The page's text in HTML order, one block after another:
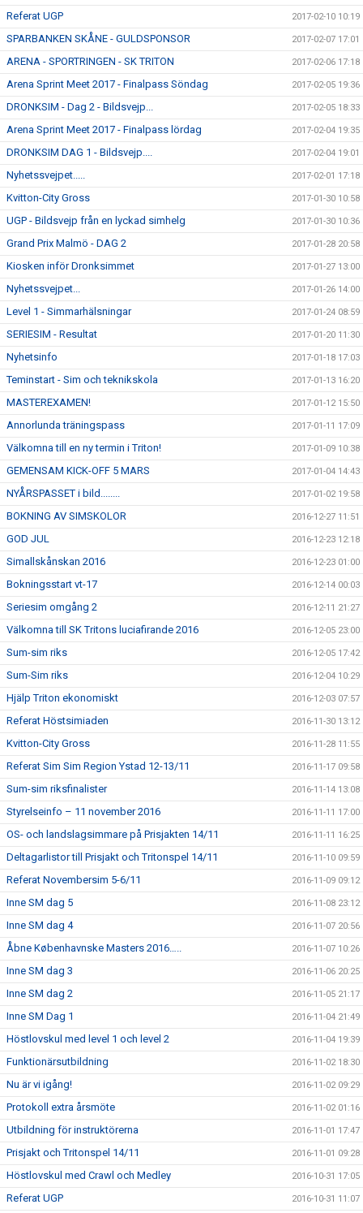
Referat UGP 2017-02-10 10:19
SPARBANKEN SKÅNE - GULDSPONSOR 2017-02-07 17:01
ARENA - SPORTRINGEN - SK TRITON 2017-02-06 17:18
Arena Sprint Meet 2017 - Finalpass Söndag 2017-02-05 19:36
DRONKSIM - Dag 2 - Bildsvejp... 2017-02-05 18:33
Arena Sprint Meet 2017 - Finalpass lördag 2017-02-04 19:35
DRONKSIM DAG 1 - Bildsvejp.... 2017-02-04 19:01
Nyhetssvejpet..... 2017-02-01 17:18
Kvitton-City Gross 2017-01-30 10:58
UGP - Bildsvejp från en lyckad simhelg 2017-01-30 10:36
Grand Prix Malmö - DAG 2 2017-01-28 20:58
Kiosken inför Dronksimmet 2017-01-27 13:00
Nyhetssvejpet... 2017-01-26 14:00
Level 1 - Simmarhälsningar 2017-01-24 08:59
SERIESIM - Resultat 2017-01-20 11:30
Nyhetsinfo 2017-01-18 17:03
Teminstart - Sim och teknikskola 2017-01-13 16:20
MASTEREXAMEN! 2017-01-12 15:50
Annorlunda träningspass 2017-01-11 17:09
Välkomna till en ny termin i Triton! 2017-01-09 10:38
GEMENSAM KICK-OFF 5 MARS 2017-01-04 14:43
NYÅRSPASSET i bild........ 2017-01-02 19:58
BOKNING AV SIMSKOLOR 2016-12-27 11:51
GOD JUL 2016-12-23 12:18
Simallskånskan 2016 2016-12-23 01:00
Bokningsstart vt-17 2016-12-14 00:03
Seriesim omgång 2 2016-12-11 21:27
Välkomna till SK Tritons luciafirande 2016 2016-12-05 23:00
Sum-sim riks 2016-12-05 17:42
Sum-Sim riks 2016-12-04 10:29
Hjälp Triton ekonomiskt 2016-12-03 07:57
Referat Höstsimiaden 2016-11-30 13:12
Kvitton-City Gross 2016-11-28 11:55
Referat Sim Sim Region Ystad 12-13/11 2016-11-17 09:58
Sum-sim riksfinalister 2016-11-14 13:08
Styrelseinfo – 11 november 2016 2016-11-11 17:00
OS- och landslagsimmare på Prisjakten 14/11 2016-11-11 16:25
Deltagarlistor till Prisjakt och Tritonspel 14/11 2016-11-10 09:59
Referat Novembersim 5-6/11 2016-11-09 09:12
Inne SM dag 5 2016-11-08 23:12
Inne SM dag 4 2016-11-07 20:56
Åbne Københavnske Masters 2016….. 2016-11-07 10:26
Inne SM dag 3 2016-11-06 20:25
Inne SM dag 2 2016-11-05 21:17
Inne SM Dag 1 2016-11-04 21:49
Höstlovskul med level 1 och level 2 2016-11-04 19:39
Funktionärsutbildning 2016-11-02 18:30
Nu är vi igång! 2016-11-02 09:29
Protokoll extra årsmöte 2016-11-02 01:16
Utbildning för instruktörerna 2016-11-01 17:47
Prisjakt och Tritonspel 14/11 2016-11-01 09:28
Höstlovskul med Crawl och Medley 2016-10-31 17:05
Referat UGP 2016-10-31 11:07